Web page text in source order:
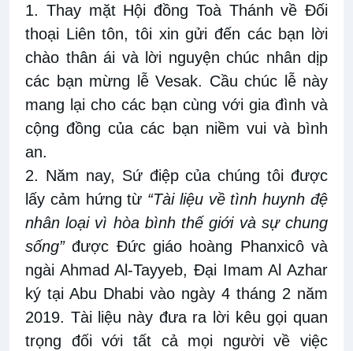
1. Thay mặt Hội đồng Toà Thánh về Đối
thoại Liên tôn, tôi xin gửi đến các bạn lời
chào thân ái và lời nguyện chúc nhân dịp
các bạn mừng lễ Vesak. Cầu chúc lễ này
mang lại cho các bạn cùng với gia đình và
cộng đồng của các bạn niềm vui và bình
an.
2. Năm nay, Sứ điệp của chúng tôi được
lấy cảm hứng từ “Tài liệu về tình huynh đệ
nhân loại vì hòa bình thế giới và sự chung
sống”được Đức giáo hoàng Phanxicô và
ngài Ahmad Al-Tayyeb, Đại Imam Al Azhar
ký tại Abu Dhabi vào ngày 4 tháng 2 năm
2019. Tài liệu này đưa ra lời kêu gọi quan
trọng đối với tất cả mọi người về việc